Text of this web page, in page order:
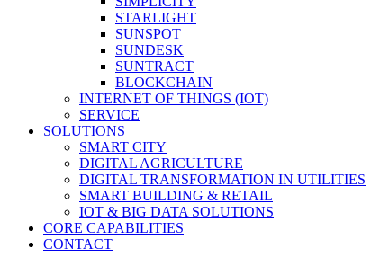
STARLIGHT
SUNSPOT
SUNDESK
SUNTRACT
BLOCKCHAIN
INTERNET OF THINGS (IOT)
SERVICE
SOLUTIONS
SMART CITY
DIGITAL AGRICULTURE
DIGITAL TRANSFORMATION IN UTILITIES
SMART BUILDING & RETAIL
IOT & BIG DATA SOLUTIONS
CORE CAPABILITIES
CONTACT